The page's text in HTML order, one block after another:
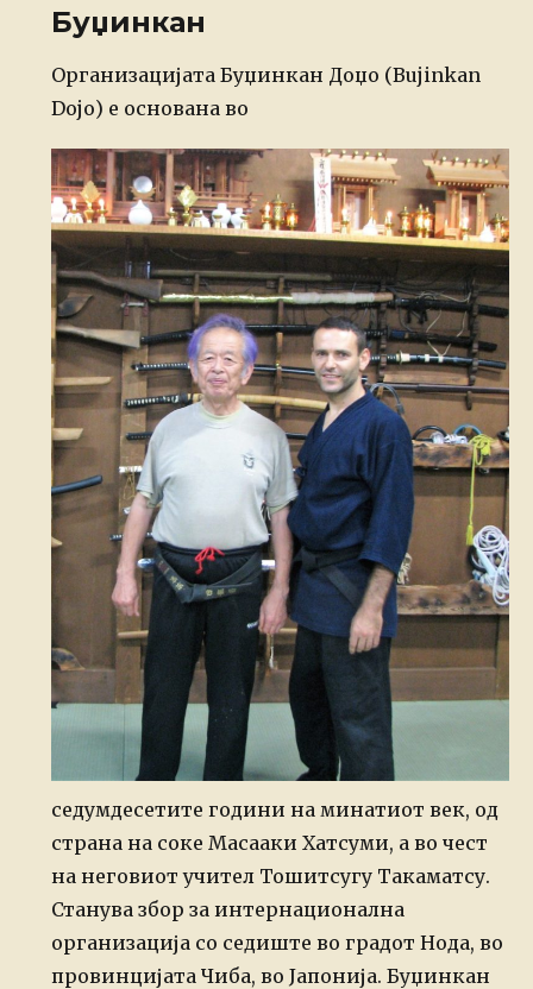
Буџинкан
Posted
on
Организацијата Буџинкан Доџо (Bujinkan
Dojo) е основана во
седумдесетите години на минатиот век, од
страна на соке Масааки Хатсуми, а во чест
на неговиот учител Тошитсугу Такаматсу.
Станува збор за интернационална
организација со седиште во градот Нода, во
провинцијата Чиба, во Јапонија. Буџинкан